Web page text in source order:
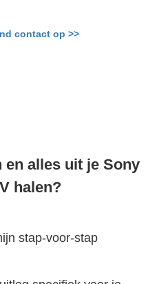
contact op >>
alles uit je Sony
halen?
stap-voor-stap